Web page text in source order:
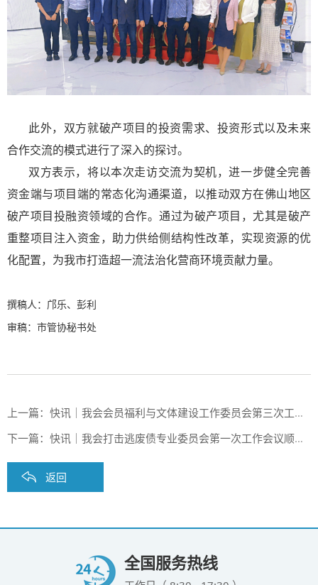
此外，双方就破产项目的投资需求、投资形式以及未来
合作交流的模式进行了深入的探讨。
双方表示，将以本次走访交流为契机，进一步健全完善
资金端与项目端的常态化沟通渠道，以推动双方在佛山地区
破产项目投融资领域的合作。通过为破产项目，尤其是破产
重整项目注入资金，助力供给侧结构性改革，实现资源的优
化配置，为我市打造超一流法治化营商环境贡献力量。
撰稿人：邝乐、彭利
审稿：市管协秘书处
上一篇： 快讯｜我会会员福利与文体建设工作委员会第三次工作会议顺利召开
下一篇： 快讯｜我会打击逃废债专业委员会第一次工作会议顺利召开
返回
全国服务热线